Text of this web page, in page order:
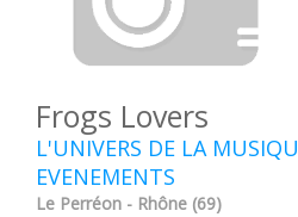
Frogs Lovers
L'UNIVERS DE LA
EVENEMENTS
Le Perréon - Rhône (69)